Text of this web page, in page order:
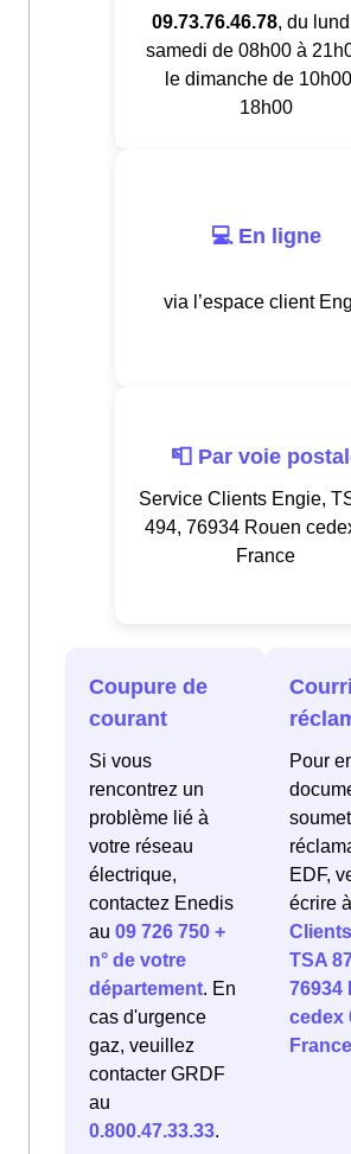
09.73.76.46.78, du
samedi de 08h00 à
le dimanche de
18h00
💻 En ligne
via l’espace client
📮 Par voie
Service Clients Engie,
494, 76934 Rouen
France
Coupure de
courant
Si vous
rencontrez un
problème lié à
votre réseau
électrique,
contactez Enedis
au 09 726 750 +
n° de votre
département. En
cas d'urgence
gaz, veuillez
contacter GRDF
au
0.800.47.33.33.
Pour
EDF,
écrire à
TSA
76934
cedex
France